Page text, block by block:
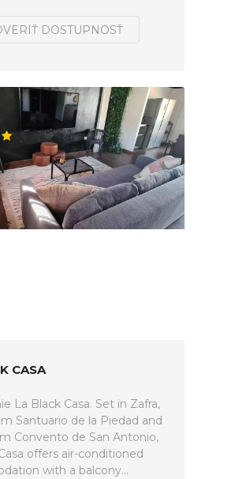
DOSTUPNOSŤ
CASA
La Black Casa. Set in Zafra,
Santuario de la Piedad and
Convento de San Antonio,
offers air-conditioned
with a balcony...